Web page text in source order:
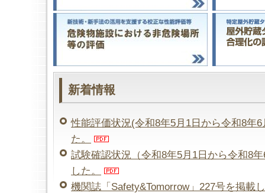
新着情報
性能評価状況(令和8年5月1日から令和8年
た。
試験確認状況（令和8年5月1日から令和8
した。
機関誌「Safety&Tomorrow」227号を掲載